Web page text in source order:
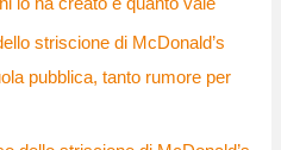
lo ha creato e quanto vale
striscione di McDonald’s
pubblica, tanto rumore per